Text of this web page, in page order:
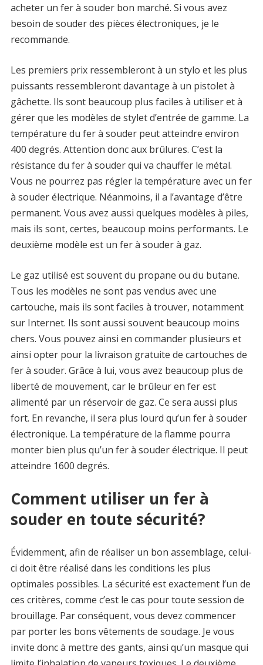
acheter un fer à souder bon marché. Si vous avez
besoin de souder des pièces électroniques, je le
recommande.
Les premiers prix ressembleront à un stylo et les plus
puissants ressembleront davantage à un pistolet à
gâchette. Ils sont beaucoup plus faciles à utiliser et à
gérer que les modèles de stylet d’entrée de gamme. La
température du fer à souder peut atteindre environ
400 degrés. Attention donc aux brûlures. C’est la
résistance du fer à souder qui va chauffer le métal.
Vous ne pourrez pas régler la température avec un fer
à souder électrique. Néanmoins, il a l’avantage d’être
permanent. Vous avez aussi quelques modèles à piles,
mais ils sont, certes, beaucoup moins performants. Le
deuxième modèle est un fer à souder à gaz.
Le gaz utilisé est souvent du propane ou du butane.
Tous les modèles ne sont pas vendus avec une
cartouche, mais ils sont faciles à trouver, notamment
sur Internet. Ils sont aussi souvent beaucoup moins
chers. Vous pouvez ainsi en commander plusieurs et
ainsi opter pour la livraison gratuite de cartouches de
fer à souder. Grâce à lui, vous avez beaucoup plus de
liberté de mouvement, car le brûleur en fer est
alimenté par un réservoir de gaz. Ce sera aussi plus
fort. En revanche, il sera plus lourd qu’un fer à souder
électronique. La température de la flamme pourra
monter bien plus qu’un fer à souder électrique. Il peut
atteindre 1600 degrés.
Comment utiliser un fer à
souder en toute sécurité?
Évidemment, afin de réaliser un bon assemblage, celui-
ci doit être réalisé dans les conditions les plus
optimales possibles. La sécurité est exactement l’un de
ces critères, comme c’est le cas pour toute session de
brouillage. Par conséquent, vous devez commencer
par porter les bons vêtements de soudage. Je vous
invite donc à mettre des gants, ainsi qu’un masque qui